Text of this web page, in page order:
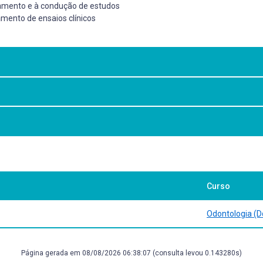
e à condução de estudos
de ensaios clínicos
de demonstrar conhecimentos
dos desfechos dos ensaios clínicos
An Introduction. Oxford: Blakcwell Munksgaard, 2006. 240p.
S. Textbook of Clinical Trials. 2 nd ed. Willey, 2004. 428p. The
Artigos selecionados de periódicos.
Curso
Odontologia
Página gerada em 08/08/2026 06:38:07 (consulta levou 0.143280s)